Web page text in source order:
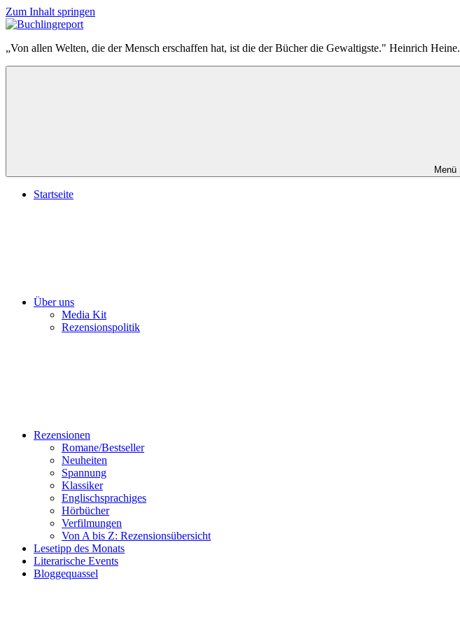
Zum Inhalt springen
Buchlingreport
„Von allen Welten, die der Mensch erschaffen hat, ist die der Bücher die Gewaltigste." Heinrich Heine.
Menü
Startseite
Über uns
Media Kit
Rezensionspolitik
Rezensionen
Romane/Bestseller
Neuheiten
Spannung
Klassiker
Englischsprachiges
Hörbücher
Verfilmungen
Von A bis Z: Rezensionsübersicht
Lesetipp des Monats
Literarische Events
Bloggequassel